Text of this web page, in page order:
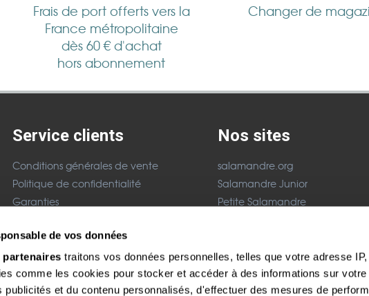
de vos données
partenaires traitons vos données personnelles, telles que votre adresse
comme les cookies pour stocker et accéder à des informations sur votre
publicités et du contenu personnalisés, d'effectuer des mesures de
Frais de port offerts vers la
France métropolitaine
dès 60 € d'achat
hors abonnement
Changer de
Service clients
Conditions générales de vente
Politique de confidentialité
Garanties
Mentions légales
Nos sites
salamandre.org
Salamandre Junior
Petite Salamandre
Paiement sécurisés